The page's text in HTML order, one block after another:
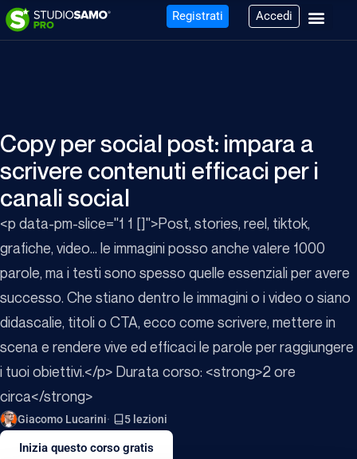
Registrati Accedi
Copy per social post: impara a
scrivere contenuti efficaci per i
canali social
<p data-pm-slice="1 1 []">Post, stories, reel, tiktok,
grafiche, video... le immagini posso anche valere 1000
parole, ma i testi sono spesso quelle essenziali per avere
successo. Che stiano dentro le immagini o i video o siano
didascalie, titoli o CTA, ecco come scrivere, mettere in
scena e rendere vive ed efficaci le parole per raggiungere
i tuoi obiettivi.</p> Durata corso: <strong>2 ore
circa</strong>
Giacomo Lucarini 5 lezioni
Inizia questo corso gratis